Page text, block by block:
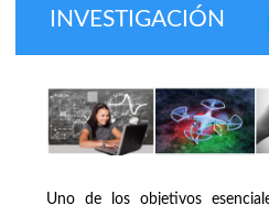
INVESTIGACIÓN
Uno de los objetivos